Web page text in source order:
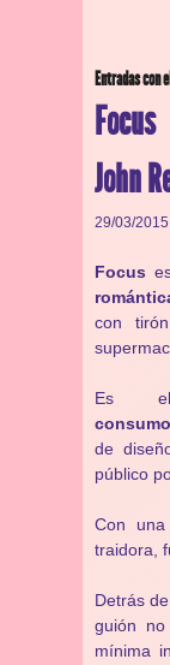
Entradas con
John
29/03/2015
Focus
con
Es
de
público
Con
traidora,
Detrás
guión
mínima